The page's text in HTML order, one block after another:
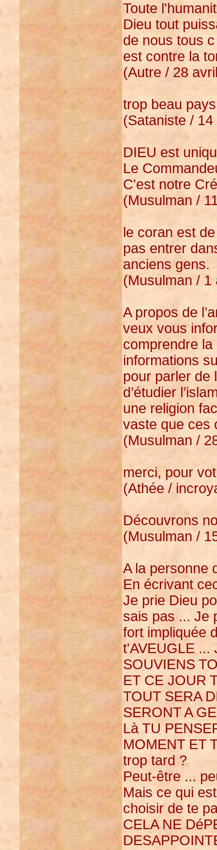
Toute
Dieu tout
de nous tous
est contre la
(Autre / 28
trop beau
(Sataniste /
DIEU est
Le
C'est notre
(Musulman /
le coran est
pas entrer
anciens gens.
(Musulman / 1
A propos de
veux vous
comprendre
informations
pour parler de
d’étudier
une religion
vaste que ces
(Musulman /
merci, pour
(Athée /
Découvrons
(Musulman /
A la personne
En écrivant
Je prie Dieu
sais pas ... Je
fort impliquée
t'AVEUGLE ...
SOUVIENS
ET CE JOUR
TOUT SERA
SERONT A
Là TU
MOMENT ET
trop tard ?
Peut-être ...
Mais ce qui
choisir de te
CELA NE